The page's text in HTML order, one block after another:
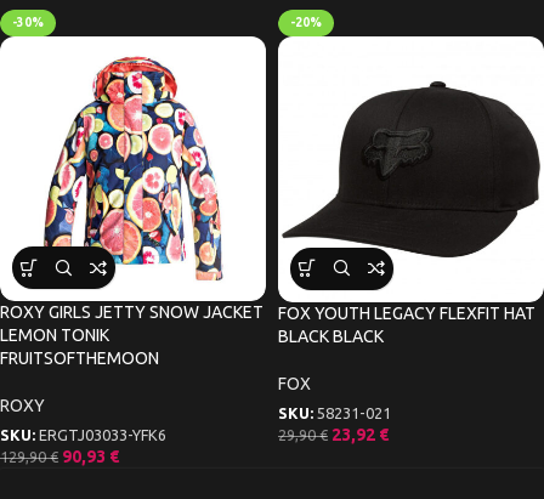
-30%
ROXY GIRLS JETTY SNOW JACKET
LEMON TONIK
FRUITSOFTHEMOON
ROXY
SKU: ERGTJ03033-YFK6
129,90€ 90,93 €
-20%
FOX YOUTH LEGACY FLEXFIT HAT
BLACK BLACK
FOX
SKU: 58231-021
29,90€ 23,92 €